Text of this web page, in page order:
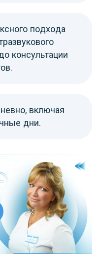
подхода
консультации
включая
дни.